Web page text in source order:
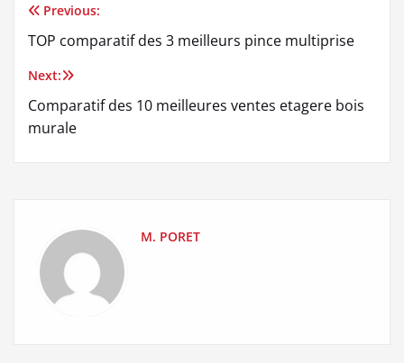
Navigation
de
l’article
Previous:
TOP comparatif des 3 meilleurs pince multiprise
Next:
Comparatif des 10 meilleures ventes etagere bois
murale
M. PORET